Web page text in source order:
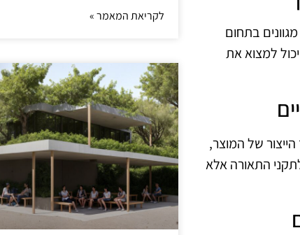
בתחום
למצוא את
של המוצר,
התאורה אלא
לקריאת המאמר »